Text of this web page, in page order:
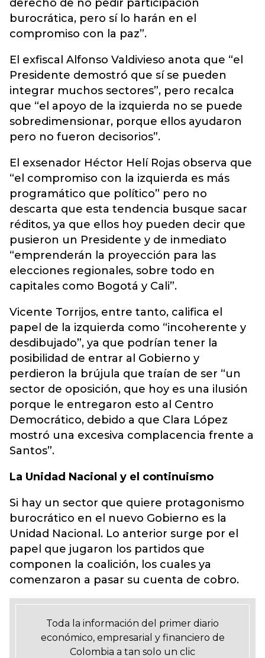
derecho de no pedir participación
burocrática, pero sí lo harán en el
compromiso con la paz”.
El exfiscal Alfonso Valdivieso anota que “el
Presidente demostró que sí se pueden
integrar muchos sectores”, pero recalca
que “el apoyo de la izquierda no se puede
sobredimensionar, porque ellos ayudaron
pero no fueron decisorios”.
El exsenador Héctor Helí Rojas observa que
“el compromiso con la izquierda es más
programático que político” pero no
descarta que esta tendencia busque sacar
réditos, ya que ellos hoy pueden decir que
pusieron un Presidente y de inmediato
“emprenderán la proyección para las
elecciones regionales, sobre todo en
capitales como Bogotá y Cali”.
Vicente Torrijos, entre tanto, califica el
papel de la izquierda como “incoherente y
desdibujado”, ya que podrían tener la
posibilidad de entrar al Gobierno y
perdieron la brújula que traían de ser “un
sector de oposición, que hoy es una ilusión
porque le entregaron esto al Centro
Democrático, debido a que Clara López
mostró una excesiva complacencia frente a
Santos”.
La Unidad Nacional y el continuismo
Si hay un sector que quiere protagonismo
burocrático en el nuevo Gobierno es la
Unidad Nacional. Lo anterior surge por el
papel que jugaron los partidos que
componen la coalición, los cuales ya
comenzaron a pasar su cuenta de cobro.
Toda la información del primer diario
económico, empresarial y financiero de
Colombia a tan solo un clic